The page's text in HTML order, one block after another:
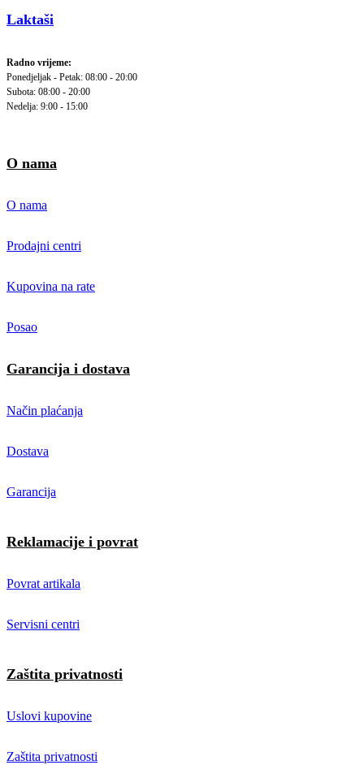
Laktaši
Radno vrijeme:
Ponedjeljak - Petak: 08:00 - 20:00
Subota: 08:00 - 20:00
Nedelja: 9:00 - 15:00
O nama
O nama
Prodajni centri
Kupovina na rate
Posao
Garancija i dostava
Način plaćanja
Dostava
Garancija
Reklamacije i povrat
Povrat artikala
Servisni centri
Zaštita privatnosti
Uslovi kupovine
Zaštita privatnosti